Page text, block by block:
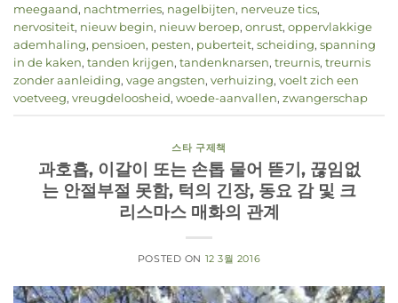
meegaand, nachtmerries, nagelbijten, nerveuze tics,
nervositeit, nieuw begin, nieuw beroep, onrust, oppervlakkige
ademhaling, pensioen, pesten, puberteit, scheiding, spanning
in de kaken, tanden krijgen, tandenknarsen, treurnis, treurnis
zonder aanleiding, vage angsten, verhuizing, voelt zich een
voetveeg, vreugdeloosheid, woede-aanvallen, zwangerschap
스타 구제책
과호흡, 이갈이 또는 손톱 물어 뜯기, 끊임없
는 안절부절 못함, 턱의 긴장, 동요 감 및 크
리스마스 매화의 관계
POSTED ON 12 3월 2016